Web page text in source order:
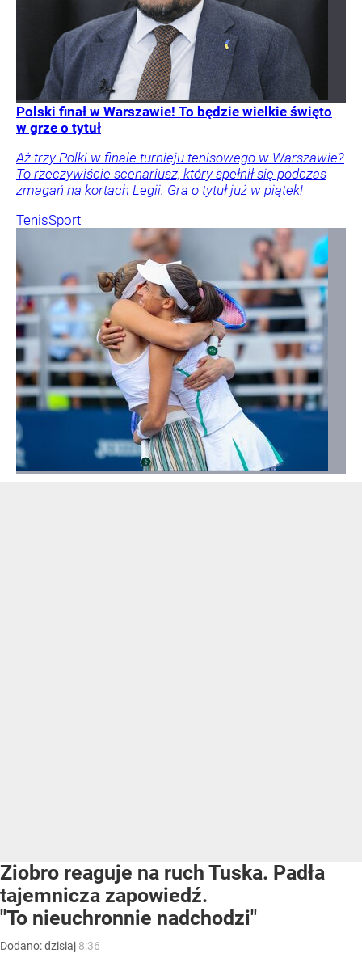
Polski finał w Warszawie! To będzie wielkie święto
w grze o tytuł
Aż trzy Polki w finale turnieju tenisowego w Warszawie?
To rzeczywiście scenariusz, który spełnił się podczas
zmagań na kortach Legii. Gra o tytuł już w piątek!
TenisSport
Ziobro reaguje na ruch Tuska. Padła
tajemnicza zapowiedź.
"To nieuchronnie nadchodzi"
Dodano:dzisiaj 8:36